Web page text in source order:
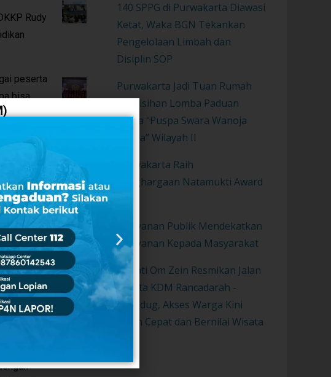
Rudy
peserta
bisa
dan
dalam
tersebut
di
rupa,
telah
salah
140 SPPG di Purwakarta Diawasi
Ketat, Waka BGN Tekankan
Pengelolaan Limbah dan
Disiplin SOP
Purwakarta Jadi Tuan Rumah
Penyisihan Lomba Paduan
Suara “Puspa Swara Wanoja
Sunda” Wilayah II
Purwakarta Raih
Penghargaan Natamukti Award
Pelayanan Publik Mendekatkan
Pelayanan Kepada Masyarakat
Bupati Om Zein Resmikan Jalan
Wisata KDM Rancadarah -
Gurudug, Akses Warga Kini
Lebih Cepat dan Bernilai Wisata